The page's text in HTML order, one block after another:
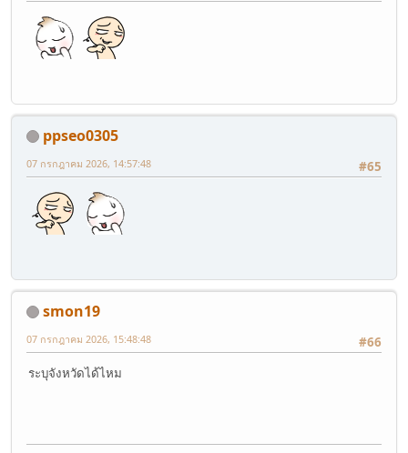
ppseo0305
#65
07 กรกฎาคม 2026, 14:57:48
smon19
#66
07 กรกฎาคม 2026, 15:48:48
ระบุจังหวัดได้ไหม